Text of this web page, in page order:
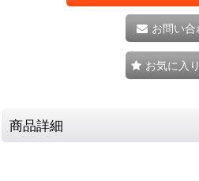
お問い合
お気に入
商品詳細